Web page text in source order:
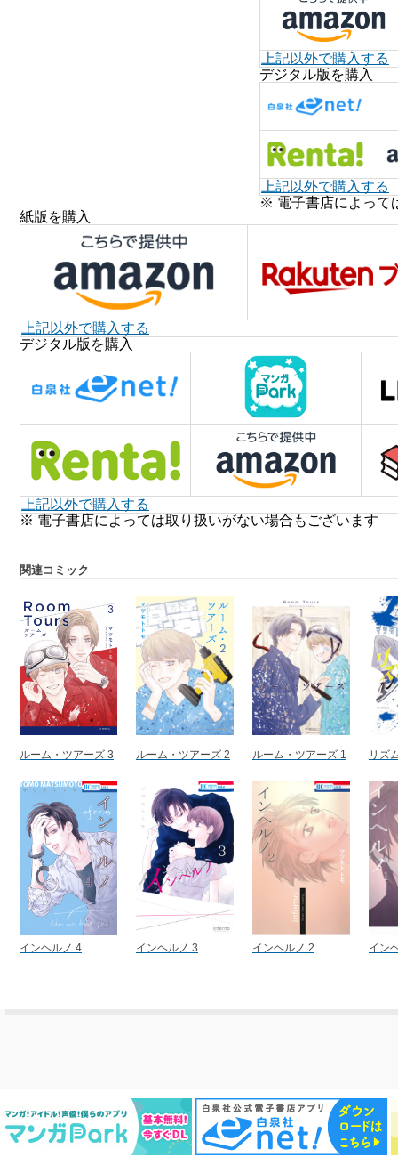
上記以外で購入する
デジタル版を購入
上記以外で購入する
※ 電子書店によって
紙版を購入
上記以外で購入する
デジタル版を購入
上記以外で購入する
※ 電子書店によっては取り扱いがない場合もございます
関連コミック
ルーム・ツアーズ 3 ルーム・ツアーズ 2 ルーム・ツアーズ 1 リズ
インヘルノ 4 インヘルノ 3 インヘルノ 2 イン